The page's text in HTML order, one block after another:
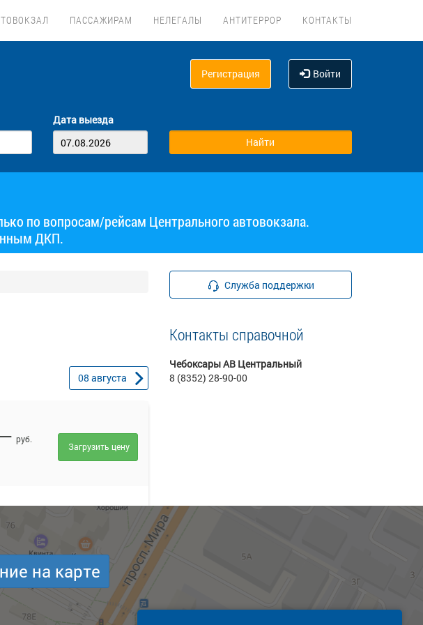
ПАССАЖИРАМ НЕЛЕГАЛЫ АНТИТЕРРОР КОНТАКТЫ
Регистрация Войти
Дата выезда
по вопросам/рейсам Центрального автовокзала.
ДКП.
08 августа
— руб.
Загрузить цену
Служба поддержки
Контакты справочной
Чебоксары АВ Центральный
8 (8352) 28-90-00
на карте